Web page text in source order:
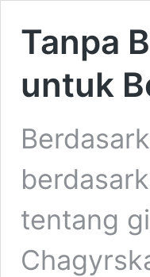
Tanpa
untuk
tentang